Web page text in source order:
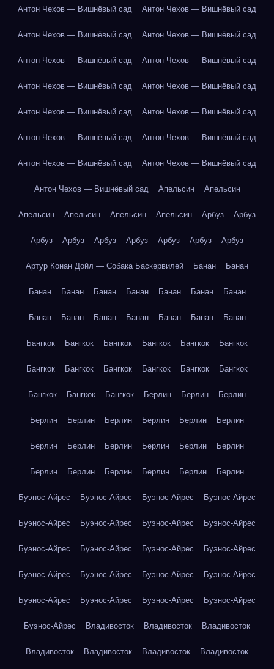
Антон Чехов — Вишнёвый сад Антон Чехов — Вишнёвый сад
Антон Чехов — Вишнёвый сад Антон Чехов — Вишнёвый сад
Антон Чехов — Вишнёвый сад Антон Чехов — Вишнёвый сад
Антон Чехов — Вишнёвый сад Антон Чехов — Вишнёвый сад
Антон Чехов — Вишнёвый сад Антон Чехов — Вишнёвый сад
Антон Чехов — Вишнёвый сад Антон Чехов — Вишнёвый сад
Антон Чехов — Вишнёвый сад Антон Чехов — Вишнёвый сад
Антон Чехов — Вишнёвый сад Апельсин Апельсин
Апельсин Апельсин Апельсин Апельсин Арбуз Арбуз
Арбуз Арбуз Арбуз Арбуз Арбуз Арбуз Арбуз
Артур Конан Дойл — Собака Баскервилей Банан Банан
Банан Банан Банан Банан Банан Банан Банан
Банан Банан Банан Банан Банан Банан Банан
Бангкок Бангкок Бангкок Бангкок Бангкок Бангкок
Бангкок Бангкок Бангкок Бангкок Бангкок Бангкок
Бангкок Бангкок Бангкок Берлин Берлин Берлин
Берлин Берлин Берлин Берлин Берлин Берлин
Берлин Берлин Берлин Берлин Берлин Берлин
Берлин Берлин Берлин Берлин Берлин Берлин
Буэнос-Айрес Буэнос-Айрес Буэнос-Айрес Буэнос-Айрес
Буэнос-Айрес Буэнос-Айрес Буэнос-Айрес Буэнос-Айрес
Буэнос-Айрес Буэнос-Айрес Буэнос-Айрес Буэнос-Айрес
Буэнос-Айрес Буэнос-Айрес Буэнос-Айрес Буэнос-Айрес
Буэнос-Айрес Буэнос-Айрес Буэнос-Айрес Буэнос-Айрес
Буэнос-Айрес Владивосток Владивосток Владивосток
Владивосток Владивосток Владивосток Владивосток